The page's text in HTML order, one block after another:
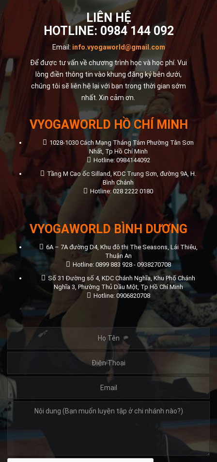
LIÊN HỆ
HOTLINE: 0984 144 092
Email: info.vyogaworld@gmail.com
Để được tư vấn về chương trình học và học phí. Vui
lòng điền thông tin vào khung đăng ký bên dưới,
chúng tôi sẽ liên hệ lại với bạn trong thời gian sớm
nhất. Xin cảm ơn.
VYOGAWORLD HỒ CHÍ MINH
1028-1030 Cách Mạng Tháng Tám Phường Tân Sơn
Nhất, Tp Hồ Chí Minh
Hotline: 0984144092
Tầng M Cao ốc Silland, KDC Trung Sơn, đường 9A, H.
Bình Chánh
Hotline: 028 2222 0180
VYOGAWORLD BÌNH DƯƠNG
6A – 7A đường D4, Khu đô thị The Seasons, Lái Thiêu,
Thuận An
Hotline: 0899 883 928 - 0938270708
Số 31 Đường số 4, KDC Chánh Nghĩa, Khu Phố Chánh
Nghĩa 3, Phường Thủ Dầu Một, Tp Hồ Chí Minh
Hotline: 0906820708